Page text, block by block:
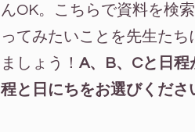
んOK。こちらで資料を検
ってみたいことを先生た
ましょう！ A、B、Cと日程
程と日にちをお選びくださ